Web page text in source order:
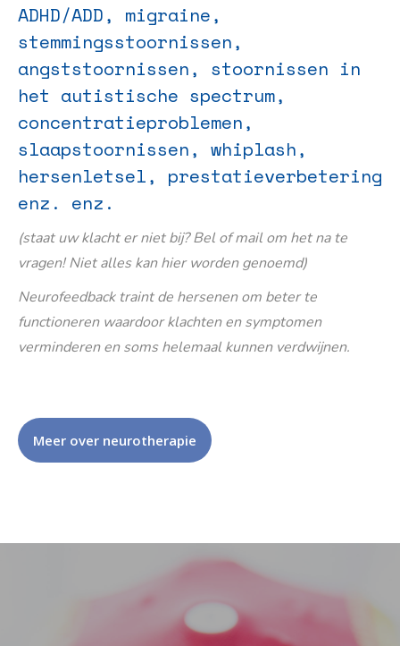
ADHD/ADD, migraine,
stemmingsstoornissen,
angststoornissen, stoornissen in
het autistische spectrum,
concentratieproblemen,
slaapstoornissen, whiplash,
hersenletsel, prestatieverbetering
enz. enz.
(staat uw klacht er niet bij? Bel of mail om het na te
vragen! Niet alles kan hier worden genoemd)
Neurofeedback traint de hersenen om beter te
functioneren waardoor klachten en symptomen
verminderen en soms helemaal kunnen verdwijnen.
Meer over neurotherapie